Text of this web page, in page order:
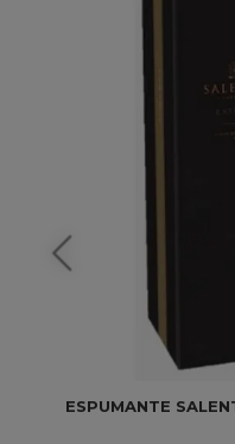
ESPUMANTE